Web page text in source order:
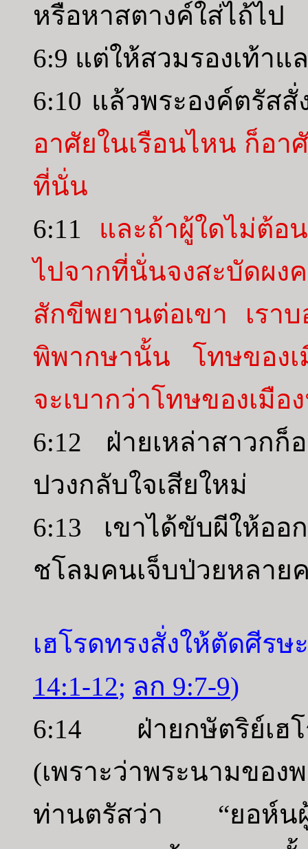
หรือหาสตางค์ใส่ไถ้ไป
6:9 แต่ให้สวมรองเท้าแ
6:10 แล้วพระองค์ตรัสสั่
อาศัยในเรือนไหน ก็อา
ที่นั่น
6:11 และถ้าผู้ใดไม่ต้อ
ไปจากที่นั่นจงสะบัดผง
สักขีพยานต่อเขา เรา
พิพากษานั้น โทษของเ
จะเบากว่าโทษของเมือ
6:12 ฝ่ายเหล่าสาวกก็
ปวงกลับใจเสียใหม่
6:13 เขาได้ขับผีให้ออ
ชโลมคนเจ็บป่วยหลาย
เฮโรดทรงสั่งให้ตัดศี
14:1-12; ลก 9:7-9)
6:14 ฝ่ายกษัตริย์เฮโร
(เพราะว่าพระนามขอ
ท่านตรัสว่า “ยอห์นผู้